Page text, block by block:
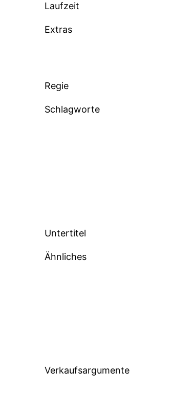
Laufzeit
Extras
Regie
Schlagworte
Untertitel
Ähnliches
Verkaufsargumente